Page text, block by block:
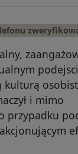
kulturą
i mimo
przypadku